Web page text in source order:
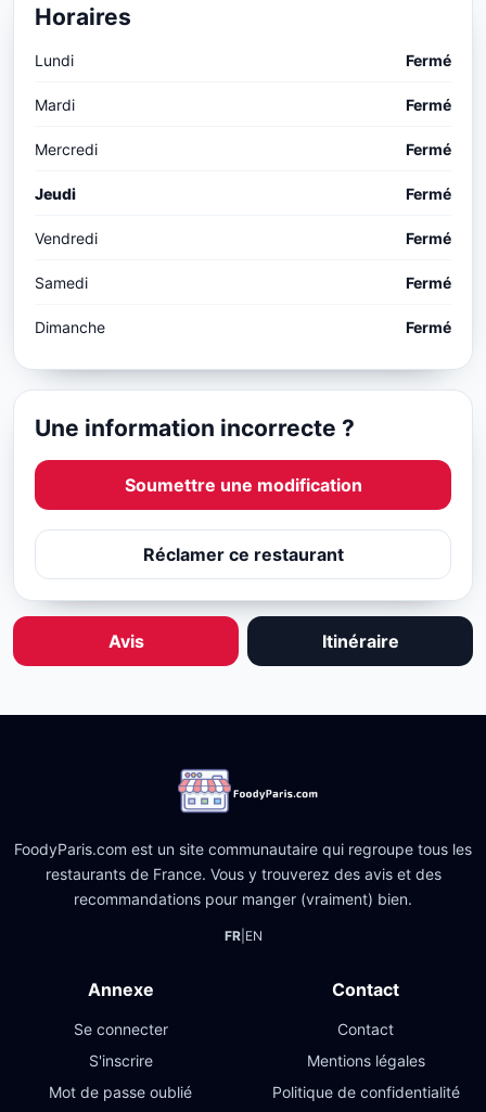
Horaires
Lundi Fermé
Mardi Fermé
Mercredi Fermé
Jeudi Fermé
Vendredi Fermé
Samedi Fermé
Dimanche Fermé
Une information incorrecte ?
Soumettre une modification
Réclamer ce restaurant
Avis Itinéraire
FoodyParis.com est un site communautaire qui regroupe tous les
restaurants de France. Vous y trouverez des avis et des
recommandations pour manger (vraiment) bien.
FR| EN
Annexe
Se connecter
S'inscrire
Mot de passe oublié
Contact
Contact
Mentions légales
Politique de confidentialité